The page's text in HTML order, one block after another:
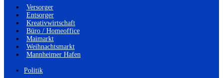
Versorger
Entsorger
Kreativwirtschaft
Büro / Homeoffice
Maimarkt
Weihnachtsmarkt
Mannheimer Hafen
Politik